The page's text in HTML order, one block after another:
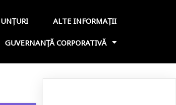
ALTE INFORMAȚII
GUVERNANȚĂ CORPORATIVĂ